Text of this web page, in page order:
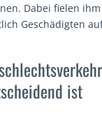
Dabei fielen
Geschädigten
ist